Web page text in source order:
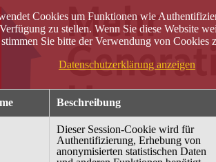
Cookies um Funktionen wie
zu stellen. Wenn Sie diese Website
stimmen Sie bitte der Verwendung von Cookies
Datenschutzerklärung anzeigen
Beschreibung
Dieser Session-Cookie wird für
Authentifizierung, Erhebung von
anonymisierten statistischen Daten